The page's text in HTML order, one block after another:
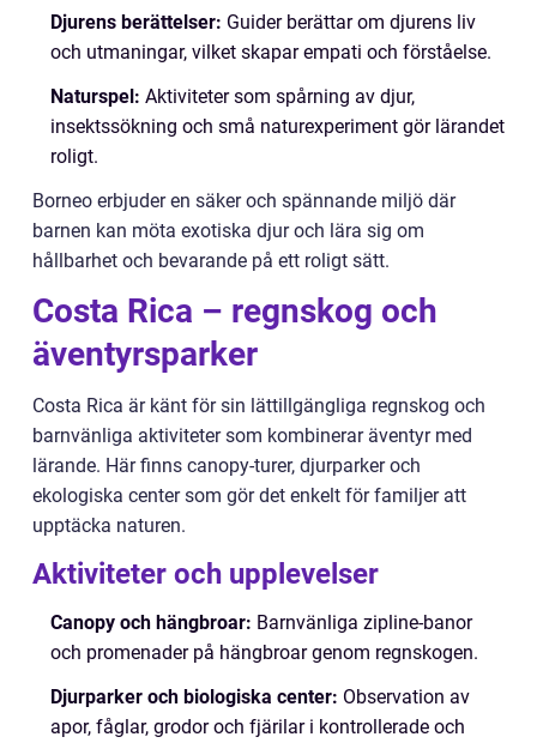
Djurens berättelser: Guider berättar om djurens liv
och utmaningar, vilket skapar empati och förståelse.
Naturspel: Aktiviteter som spårning av djur,
insektssökning och små naturexperiment gör lärandet
roligt.
Borneo erbjuder en säker och spännande miljö där
barnen kan möta exotiska djur och lära sig om
hållbarhet och bevarande på ett roligt sätt.
Costa Rica – regnskog och
äventyrsparker
Costa Rica är känt för sin lättillgängliga regnskog och
barnvänliga aktiviteter som kombinerar äventyr med
lärande. Här finns canopy-turer, djurparker och
ekologiska center som gör det enkelt för familjer att
upptäcka naturen.
Aktiviteter och upplevelser
Canopy och hängbroar: Barnvänliga zipline-banor
och promenader på hängbroar genom regnskogen.
Djurparker och biologiska center: Observation av
apor, fåglar, grodor och fjärilar i kontrollerade och